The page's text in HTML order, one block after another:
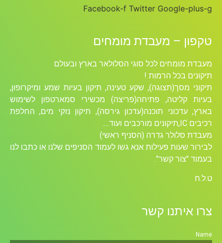
Facebook-f Twitter Google-plus-g
טקפון – מעבדת מומחים
מעבדת מומחים לכל סוגי הסלולאר בארץ ובעולם
תיקונים בכל הרמות !
תיקוני מסך(תצוגה), שקע טעינה, תיקון בעיות שמע ומיקרופון,
בעיות קליטה, פתיחה(פריצה) מכשירי סמארטפון לשימוש
בארץ, עדכוני תוכנה(עדכון גירסה), תיקון נזקי מים, החלפת
רכיבים ICׁ,תיקונים מורכבים ועוד….
מעבדת סלולר גדרה (הסניף ראשי)
לבירור שעות פעילות אנא גשו לעמוד הסניפים שלנו או כתבו לנו
בעמוד "צור קשר".
ט.ל.ח
צרו איתנו קשר
Name